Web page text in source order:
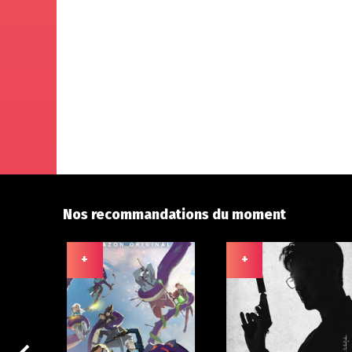
Nos recommandations du moment
+ +